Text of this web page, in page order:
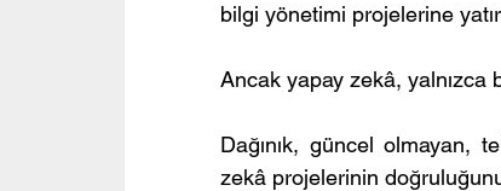
bilgi yönetimi projelerine
Ancak yapay zekâ, yalnızca
Dağınık, güncel olmayan,
zekâ projelerinin